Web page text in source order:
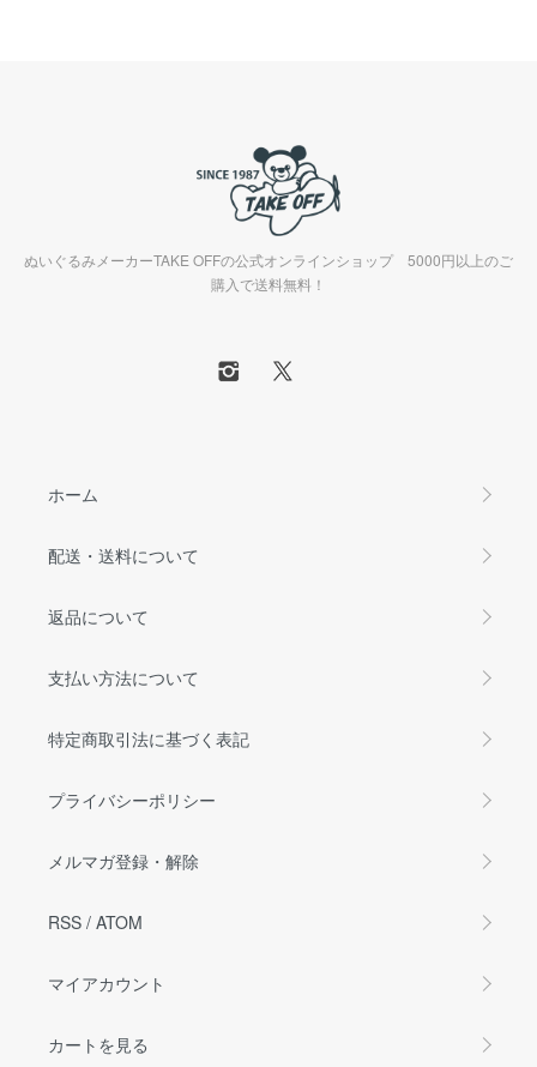
ぬいぐるみメーカーTAKE OFFの公式オンラインショップ 5000円以上のご
購入で送料無料！
ホーム
配送・送料について
返品について
支払い方法について
特定商取引法に基づく表記
プライバシーポリシー
メルマガ登録・解除
RSS / ATOM
マイアカウント
カートを見る